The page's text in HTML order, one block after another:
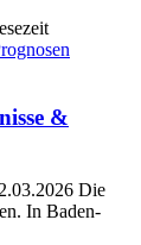
&
Die
In Baden-